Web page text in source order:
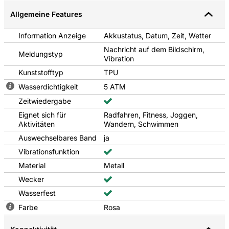
Bedienelemente bleiben auch bei Feuchtigkeit funktionstüchtig,
sodass es ideal für einen aktiven Alltag geeignet ist.
Mi Fitness App
Dank Bluetooth 5.4 lässt sich das Band im Handumdrehen mit
dem Smartphone koppeln. In der Mi Fitness App können Sie Ihre
Fortschritte beobachten, Ziele definieren und Ihre Gesundheit
analysieren. Mit der neuen HyperOS 2-Oberfläche stehen Ihnen
kreative Zifferblätter und individuelle Vibrationsmuster zur
Verfügung.
Allgemeine Features
Information Anzeige Akkustatus, Datum, Zeit, Wetter
Meldungstyp
Nachricht auf dem Bildschirm,
Vibration
Kunststofftyp
TPU
Wasserdichtigkeit
5 ATM
Zeitwiedergabe
Eignet sich für
Aktivitäten
Radfahren, Fitness, Joggen,
Wandern, Schwimmen
Auswechselbares Band
ja
Vibrationsfunktion
Material
Metall
Wecker
Wasserfest
Farbe
Rosa